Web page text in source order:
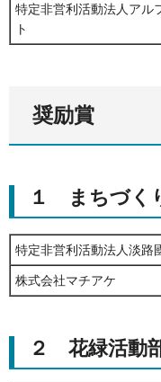
特定非営利活動法人アル
ト
奨励賞
１ まちづく
特定非営利活動法人淡路
株式会社マチアケ
２ 花緑活動